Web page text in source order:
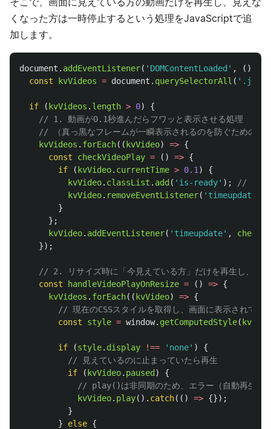
くなった方は一時停止するという処理をJavaScriptで追
加します。
document . addEventListener( ' DOMContentLoaded ' , ()
const
kvVideos = document . querySelectorAll ( ' .js-
if ( kvVideos . length > 0)
{
// 1. 動画が0.1秒進んだらフワッと表示させる処理
// （真っ黒なフレームが一瞬表示されるのを防ぐための対
kvVideos . forEach(( kvVideo) => {
const
checkVideoPlay = () => {
if
( kvVideo. currentTime > 0.1 )
{
kvVideo. classList . add ( ' is-ready' );
// CSS
kvVideo. removeEventListener( ' timeupdate
}
};
kvVideo. addEventListener( ' timeupdate' ,
});
// 2. リサイズ時に「今見えている方」だけを再生し、隠
const
handleVideoPlayOnResize = () => {
kvVideos . forEach(( kvVideo) => {
// 現在のCSSスタイルを取得し、画面に表示されてい
const
style = window. getComputedStyle(
if (style. display !== ' none' )
{
// 見えているのに止まっていたら再生
if
( kvVideo. paused )
{
// play()は非同期のため、エラー（自動再生ブ
kvVideo. play(). catch(() => {});
}
}
else {